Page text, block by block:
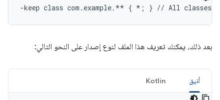
بعد ذلك، يمكنك تعريف هذا الملف لنوع إصدار على النحو التالي:
أنيق Kotlin